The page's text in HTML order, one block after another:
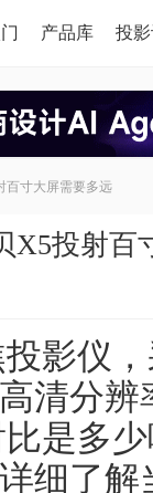
产品库 投
百寸大屏需要多远
X5投射百
影仪
清分
是多
细了